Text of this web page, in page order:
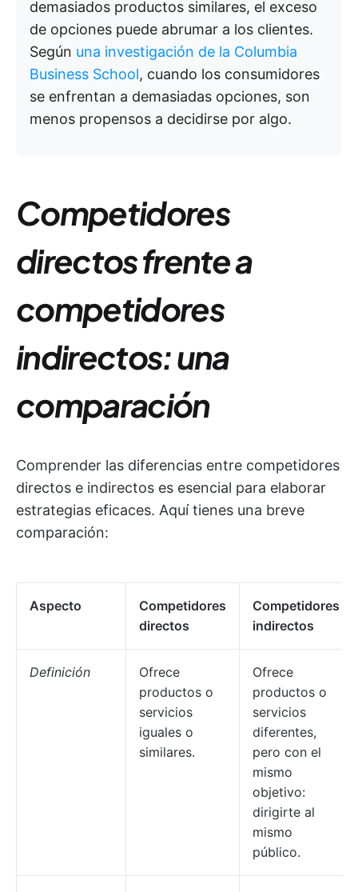
demasiados productos similares, el exceso
de opciones puede abrumar a los clientes.
Según una investigación de la Columbia
Business School, cuando los consumidores
se enfrentan a demasiadas opciones, son
menos propensos a decidirse por algo.
Competidores
directos frente a
competidores
indirectos: una
comparación
Comprender las diferencias entre competidores
directos e indirectos es esencial para elaborar
estrategias eficaces. Aquí tienes una breve
comparación:
Aspecto
Competidores
directos
Competidores
indirectos
Definición
Ofrece
productos o
servicios
iguales o
similares.
Ofrece
productos o
servicios
diferentes,
pero con el
mismo
objetivo:
dirigirte al
mismo
público.